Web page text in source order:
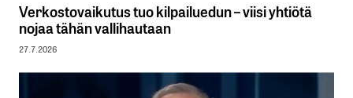
Verkostovaikutus tuo kilpailuedun – viisi yhtiötä
nojaa tähän vallihautaan
27.7.2026